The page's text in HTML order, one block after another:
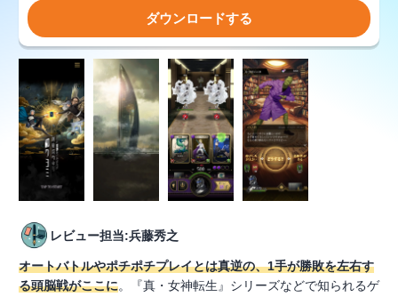
ダウンロードする
レビュー担当:兵藤秀之
オートバトルやポチポチプレイとは真逆の、1手が勝敗を左右す
る頭脳戦がここに。『真・女神転生』シリーズなどで知られるゲ